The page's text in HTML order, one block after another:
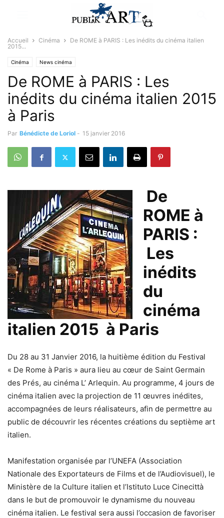
Accueil Cinéma
De ROME à PARIS : Les inédits du cinéma italien
2015...
Cinéma News cinéma
De ROME à PARIS : Les
inédits du cinéma italien 2015
à Paris
Par Bénédicte de Loriol - 15 janvier 2016
De
ROME à
PARIS :
Les
inédits
du
cinéma
italien 2015 à Paris
Du 28 au 31 Janvier 2016, la huitième édition du Festival
« De Rome à Paris » aura lieu au cœur de Saint Germain
des Prés, au cinéma L’ Arlequin. Au programme, 4 jours de
cinéma italien avec la projection de 11 œuvres inédites,
accompagnées de leurs réalisateurs, afin de permettre au
public de découvrir les récentes créations du septième art
italien.
Manifestation organisée par l’UNEFA (Association
Nationale des Exportateurs de Films et de l’Audiovisuel), le
Ministère de la Culture italien et l’Istituto Luce Cinecittà
dans le but de promouvoir le dynamisme du nouveau
cinéma italien. Le festival sera aussi l’occasion de favoriser